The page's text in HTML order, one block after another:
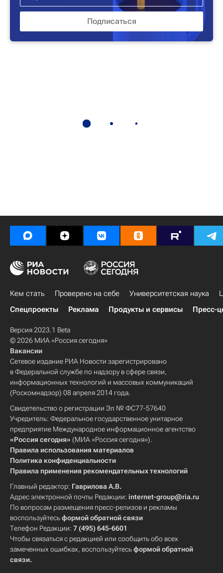
Кем стать Проверено на себе Университетская наука
Спецпроекты
Реклама Продукты и сервисы Пресс-
Версия 2023.1 Beta
© 2026 МИА «Россия сегодня»
Вакансии
Сетевое издание РИА Новости зарегистрировано
в Федеральной службе по надзору в сфере связи,
информационных технологий и массовых коммуникаций
(Роскомнадзор) 08 апреля 2014 года.
Свидетельство о регистрации Эл № ФС77-57640
Учредитель: Федеральное государственное унитарное
предприятие Международное информационное агентство
«Россия сегодня» (МИА «Россия сегодня»).
Правила использования материалов
Политика конфиденциальности
Правила применения рекомендательных технологий
Главный редактор: Гаврилова А.В.
Адрес электронной почты Редакции: internet-group@ria.ru
По вопросам размещения пресс-релизов и рекламы
воспользуйтесьформой обратной связи
Телефон Редакции: 7 (495) 645-6601
Чтобы связаться с редакцией или сообщить обо всех
замеченных ошибках, воспользуйтесьформой обратной
связи.